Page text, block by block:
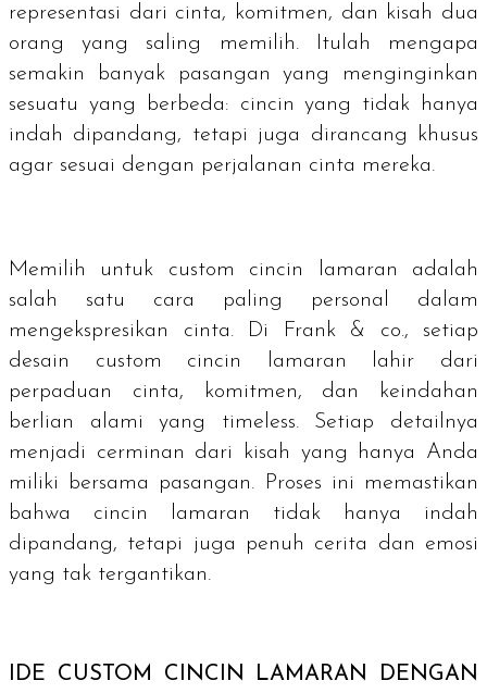
representasi dari cinta, komitmen, dan kisah dua
orang yang saling memilih. Itulah mengapa
semakin banyak pasangan yang menginginkan
sesuatu yang berbeda: cincin yang tidak hanya
indah dipandang, tetapi juga dirancang khusus
agar sesuai dengan perjalanan cinta mereka.
Memilih untuk custom cincin lamaran adalah
salah satu cara paling personal dalam
mengekspresikan cinta. Di Frank & co., setiap
desain custom cincin lamaran lahir dari
perpaduan cinta, komitmen, dan keindahan
berlian alami yang timeless. Setiap detailnya
menjadi cerminan dari kisah yang hanya Anda
miliki bersama pasangan. Proses ini memastikan
bahwa cincin lamaran tidak hanya indah
dipandang, tetapi juga penuh cerita dan emosi
yang tak tergantikan.
IDE CUSTOM CINCIN LAMARAN DENGAN